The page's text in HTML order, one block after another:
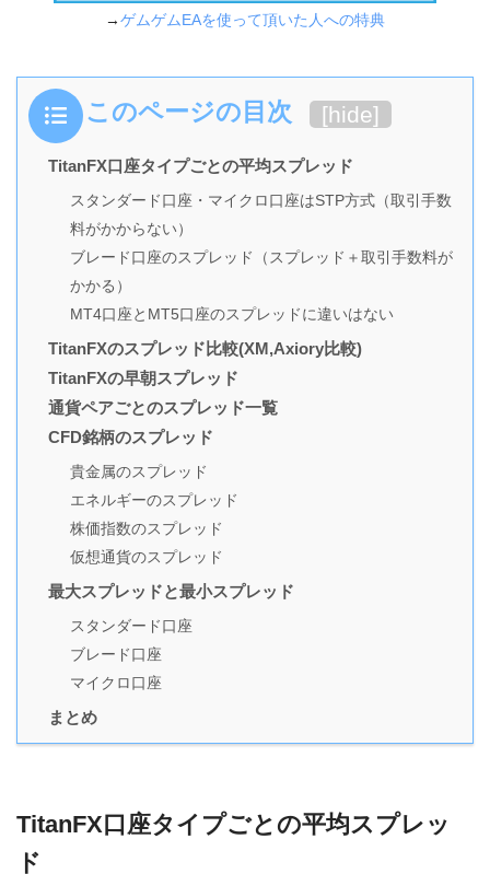
→ゲムゲムEAを使って頂いた人への特典
このページの目次 [hide]
TitanFX口座タイプごとの平均スプレッド
スタンダード口座・マイクロ口座はSTP方式（取引手数
料がかからない）
ブレード口座のスプレッド（スプレッド＋取引手数料が
かかる）
MT4口座とMT5口座のスプレッドに違いはない
TitanFXのスプレッド比較(XM,Axiory比較)
TitanFXの早朝スプレッド
通貨ペアごとのスプレッド一覧
CFD銘柄のスプレッド
貴金属のスプレッド
エネルギーのスプレッド
株価指数のスプレッド
仮想通貨のスプレッド
最大スプレッドと最小スプレッド
スタンダード口座
ブレード口座
マイクロ口座
まとめ
TitanFX口座タイプごとの平均スプレッ
ド